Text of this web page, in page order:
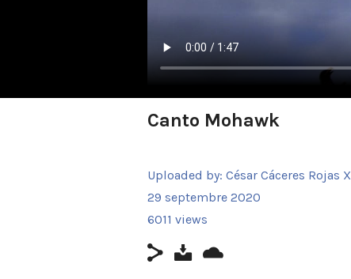
Canto Mohawk
Uploaded by: César Cáceres Rojas X
29 septembre 2020
6011 views